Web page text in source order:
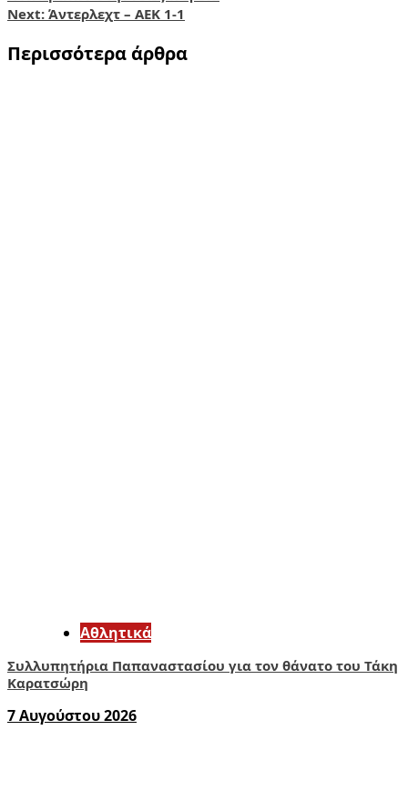
Next: Άντερλεχτ – ΑΕΚ 1-1
Περισσότερα άρθρα
Αθλητικά
Συλλυπητήρια Παπαναστασίου για τον θάνατο του Τάκη
Καρατσώρη
7 Αυγούστου 2026